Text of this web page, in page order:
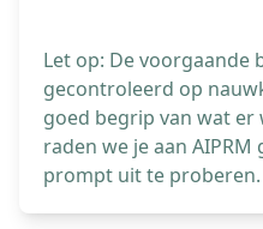
Let op: De voorgaande
gecontroleerd op
goed begrip van wat
raden we je aan
prompt uit te proberen.